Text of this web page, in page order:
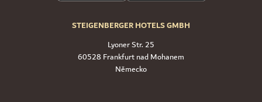
STEIGENBERGER HOTELS GMBH
Lyoner Str. 25
60528 Frankfurt nad Mohanem
Německo